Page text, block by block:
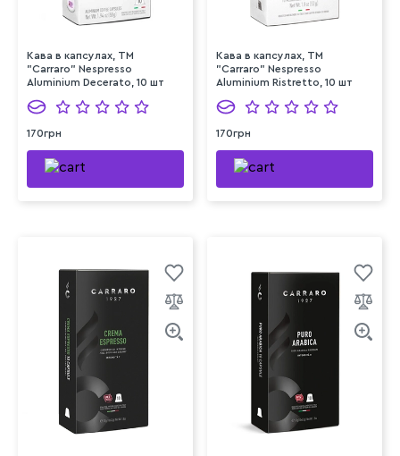
Кава в капсулах, ТМ
"Carraro" Nespresso
Aluminium Decerato, 10 шт
170грн
Кава в капсулах, ТМ
"Carraro" Nespresso
Aluminium Ristretto, 10 шт
170грн